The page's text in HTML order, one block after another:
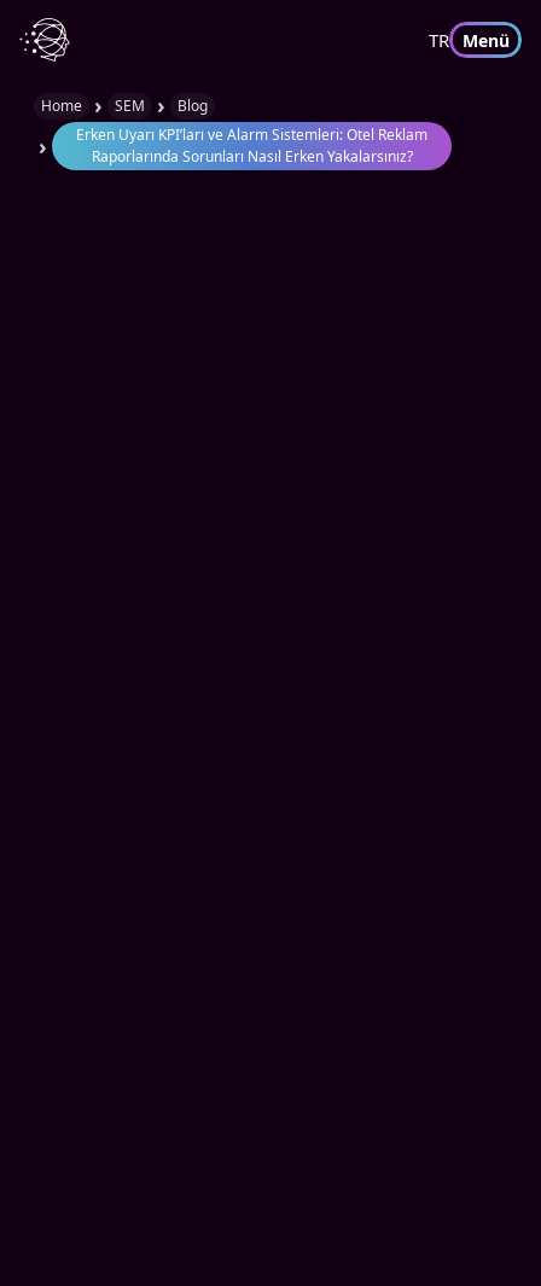
TR Menü
Home › SEM › Blog
›
Erken Uyarı KPI’ları ve Alarm Sistemleri: Otel Reklam
Raporlarında Sorunları Nasıl Erken Yakalarsınız?